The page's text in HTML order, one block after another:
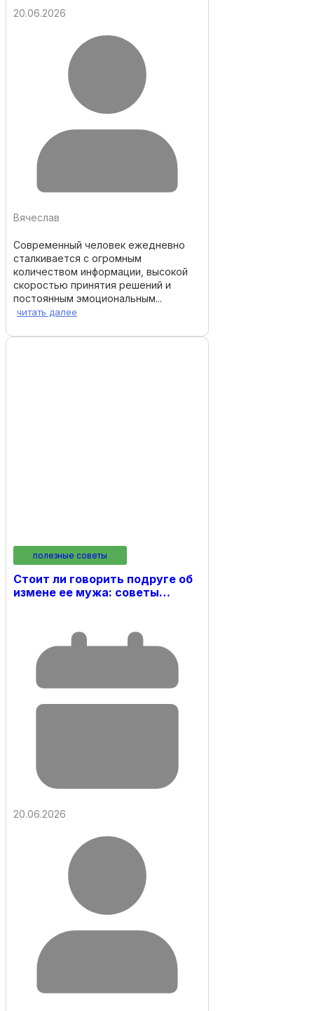
20.06.2026
Вячеслав
Современный человек ежедневно
сталкивается с огромным
количеством информации, высокой
скоростью принятия решений и
постоянным эмоциональным...
читать далее
полезные советы
Стоит ли говорить подруге об
измене ее мужа: советы…
20.06.2026